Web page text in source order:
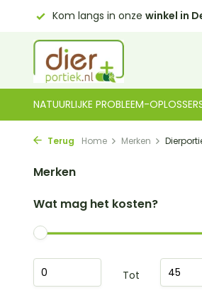
Kom langs in onze winkel in
NATUURLIJKE PROBLEEM-
Terug Home Merken
Merken
Wat mag het kosten?
Tot